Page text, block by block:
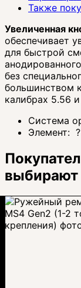
Также
Увеличенная
обеспечивает
для быстрой
без
большинством
калибрах 5.56 и
Система
Элемент: ?
выбирают